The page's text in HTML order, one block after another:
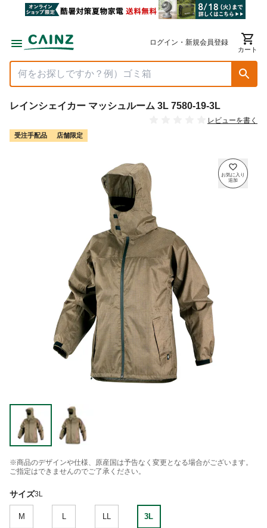
ログイン・新規会員登録
カート
レインシェイカー マッシュルーム 3L 7580-19-3L
レビューを書く
受注手配品 店舗限定
※商品のデザインや仕様、原産国は予告なく変更となる場合がございます。
ご指定はできませんのでご了承ください。
サイズ3L
M 3L